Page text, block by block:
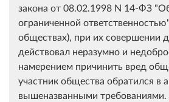
закона от 08.02.1998 N 14-ФЗ
ограниченной
обществах), при их совершении
действовал неразумно и
намерением причинить вред
участник общества обратился в
вышеназванными требованиями.